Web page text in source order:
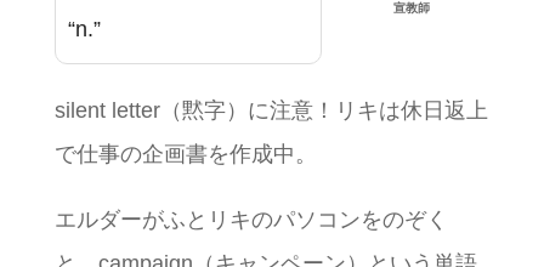
“n.”
宣教師
silent letter（黙字）に注意！リキは休日返上
で仕事の企画書を作成中。
エルダーがふとリキのパソコンをのぞく